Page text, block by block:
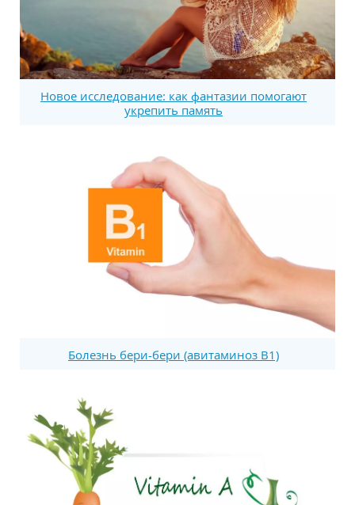
Новое исследование: как фантазии помогают
укрепить память
Болезнь бери-бери (авитаминоз В1)